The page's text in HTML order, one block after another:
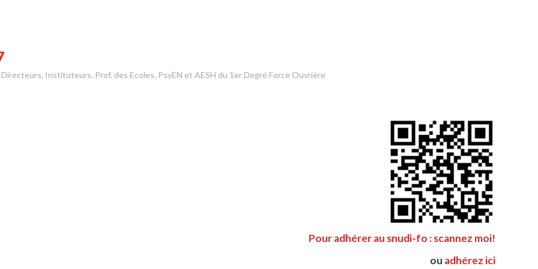
Instituteurs, Prof. des Ecoles, PsyEN et AESH du 1er Degré Force Ouvrière
Pour adhérer au snudi-fo : scannez moi!
ou adhérez ici